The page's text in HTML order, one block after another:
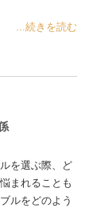
...続きを読む
を選ぶ際、ど
まれることも
ルをどのよう